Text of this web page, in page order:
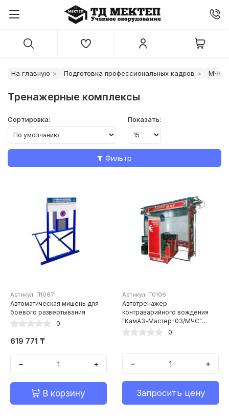
На главную Подготовка профессиональных кадров МЧС
Тренажерные комплексы
Сортировка: Показать:
Фильтр
Артикул: П1067
Автоматическая мишень для
боевого развертывания
0
619 771 ₸
− +
В корзину
Артикул: Т0106
Автотренажер
контраварийного вождения
"КамАЗ-Мастер-03/МЧС"
(панорамный экран с углом
0
− +
Запросить цену